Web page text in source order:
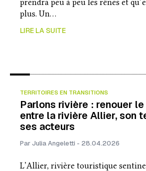
prendra peu à peu les rênes et
plus. Un…
LIRE LA SUITE
TERRITOIRES EN TRANSITIONS
Parlons rivière : renouer
entre la rivière Allier, son
ses acteurs
Par Julia Angeletti - 28.04.2026
L’Allier, rivière touristique